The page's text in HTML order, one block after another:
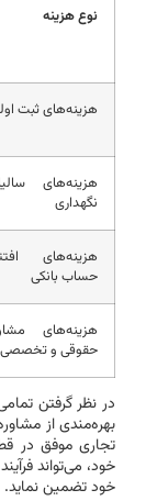
نوع هزینه
هزینه‌های ثبت
هزینه‌های
نگهداری
هزینه‌های
حساب بانکی
هزینه‌های
حقوقی و تخصصی
در نظر گرفتن
تجاری موفق در
خود، می‌تواند
خود تضمین نماید.